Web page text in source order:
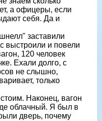
а офицеры, если
себя. Да и
заставили
выстроили и повели
120 человек
Ехали долго, с
не слышно,
только
Наконец, вагон
облачный. Я был в
дверь, почему